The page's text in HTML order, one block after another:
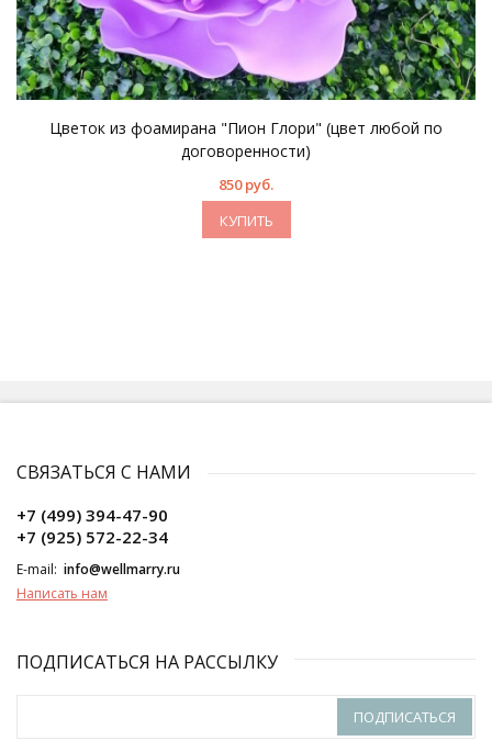
Цветок из фоамирана "Пион Глори" (цвет любой по
договоренности)
850 руб.
КУПИТЬ
СВЯЗАТЬСЯ С НАМИ
+7 (499) 394-47-90
+7 (925) 572-22-34
E-mail: info@wellmarry.ru
Написать нам
ПОДПИСАТЬСЯ НА РАССЫЛКУ
ПОДПИСАТЬСЯ